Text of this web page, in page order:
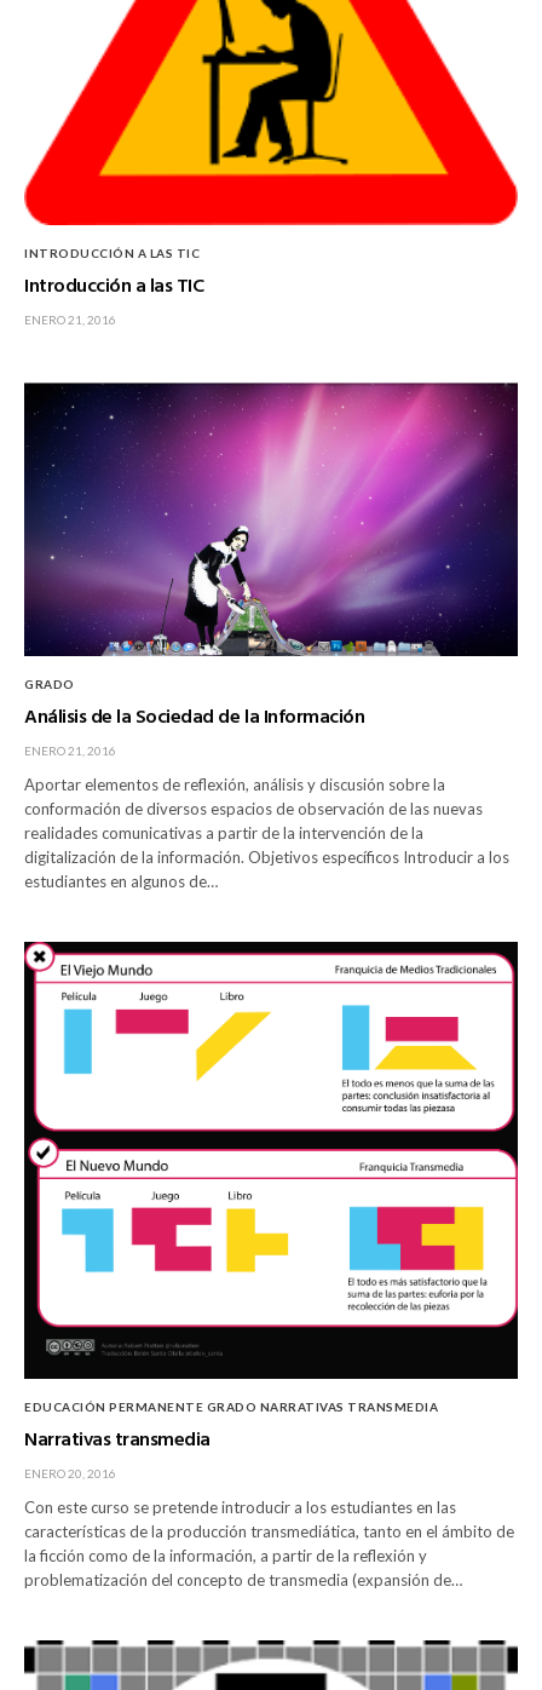
INTRODUCCIÓN A LAS TIC
Introducción a las TIC
ENERO 21, 2016
GRADO
Análisis de la Sociedad de la Información
ENERO 21, 2016
Aportar elementos de reflexión, análisis y discusión sobre la
conformación de diversos espacios de observación de las nuevas
realidades comunicativas a partir de la intervención de la
digitalización de la información. Objetivos específicos Introducir a los
estudiantes en algunos de…
EDUCACIÓN PERMANENTE GRADO NARRATIVAS TRANSMEDIA
Narrativas transmedia
ENERO 20, 2016
Con este curso se pretende introducir a los estudiantes en las
características de la producción transmediática, tanto en el ámbito de
la ficción como de la información, a partir de la reflexión y
problematización del concepto de transmedia (expansión de…